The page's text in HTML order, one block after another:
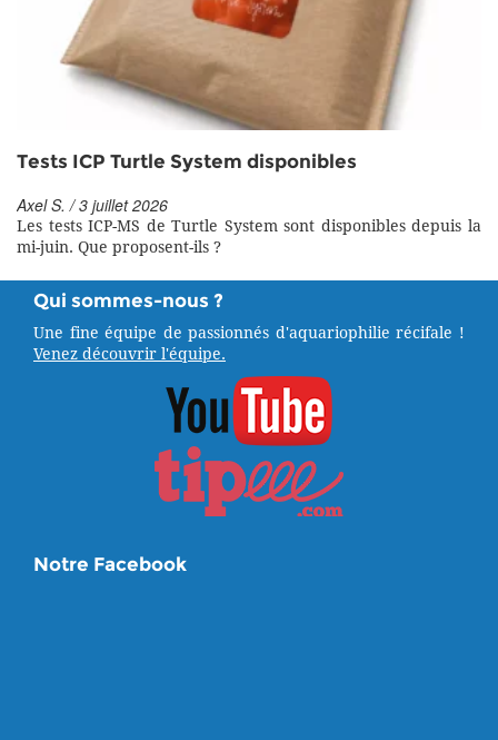
Tests ICP Turtle System disponibles
Axel S. / 3 juillet 2026
Les tests ICP-MS de Turtle System sont disponibles depuis la
mi-juin. Que proposent-ils ?
Qui sommes-nous ?
Une fine équipe de passionnés d'aquariophilie récifale !
Venez découvrir l'équipe.
Notre Facebook